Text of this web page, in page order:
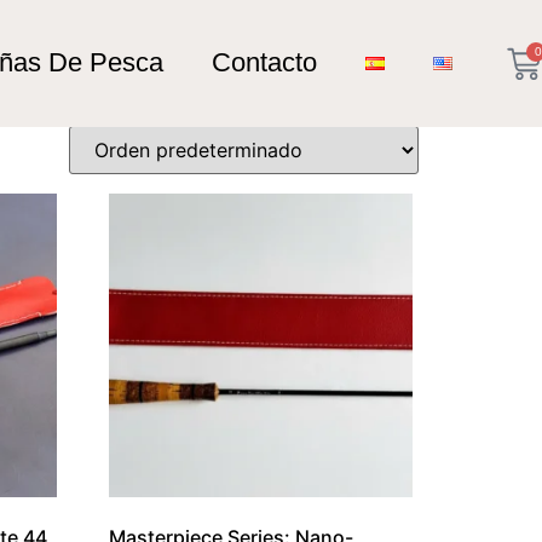
De Pesca Contacto 0
44
Masterpiece Series: Nano-